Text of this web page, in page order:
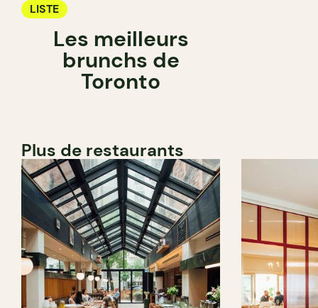
LISTE
Les meilleurs
brunchs de
Toronto
Plus de restaurants